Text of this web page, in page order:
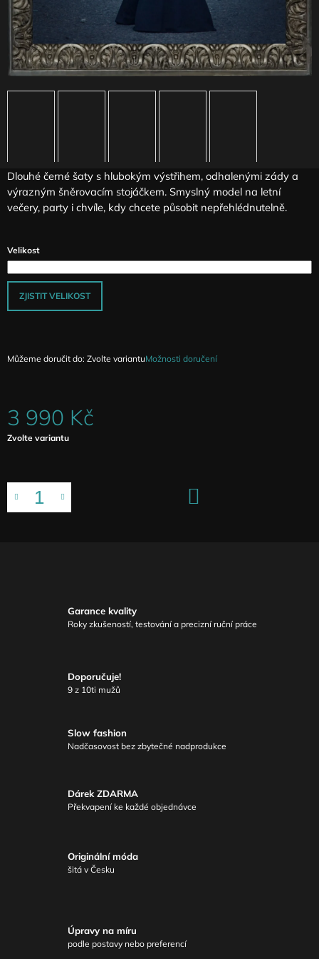
Dlouhé černé šaty s hlubokým výstřihem, odhalenými zády a
výrazným šněrovacím stojáčkem. Smyslný model na letní
večery, party i chvíle, kdy chcete působit nepřehlédnutelně.
Velikost
ZJISTIT VELIKOST
Můžeme doručit do: Zvolte variantuMožnosti doručení
3 990 Kč
Měrná
Zvolte variantu
Garance kvality
Roky zkušeností, testování a precizní ruční práce
Doporučuje!
9 z 10ti mužů
Slow fashion
Nadčasovost bez zbytečné nadprodukce
Dárek ZDARMA
Překvapení ke každé objednávce
Originální móda
šitá v Česku
Úpravy na míru
podle postavy nebo preferencí
J
E
M
E
3
490
Kč